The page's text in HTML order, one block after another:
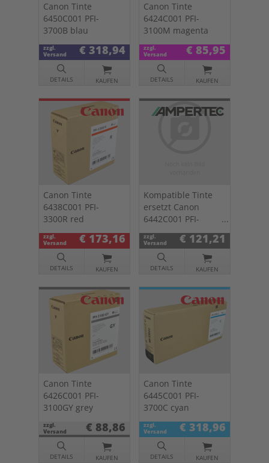
Canon Tinte
6450C001 PFI-
3700B blau
zzgl.
Versand
€ 318,94
DETAILS KAUFEN
Canon Tinte
6424C001 PFI-
3100M magenta
zzgl.
Versand
€ 85,95
DETAILS KAUFEN
Canon Tinte
6438C001 PFI-
3300R red
zzgl.
Versand
€ 173,16
DETAILS KAUFEN
Kompatible Tinte
ersetzt Canon
6442C001 PFI-
3300PGY photo
grau
zzgl.
Versand
€ 121,21
DETAILS KAUFEN
Canon Tinte
6426C001 PFI-
3100GY grey
zzgl.
Versand
€ 88,86
DETAILS KAUFEN
Canon Tinte
6445C001 PFI-
3700C cyan
zzgl.
Versand
€ 318,96
DETAILS KAUFEN